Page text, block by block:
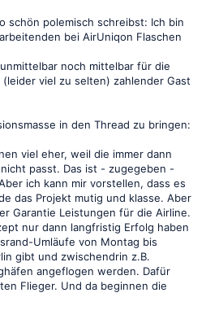
schön polemisch schreibst: Ich bin
bei AirUniqon Flaschen
noch mittelbar für die
viel zu selten) zahlender Gast
in den Thread zu bringen:
viel eher, weil die immer dann
passt. Das ist - zugegeben -
ich kann mir vorstellen, dass es
das Projekt mutig und klasse. Aber
Garantie Leistungen für die Airline.
nur dann langfristig Erfolg haben
Umläufe von Montag bis
gibt und zwischendrin z.B.
angeflogen werden. Dafür
Flieger. Und da beginnen die